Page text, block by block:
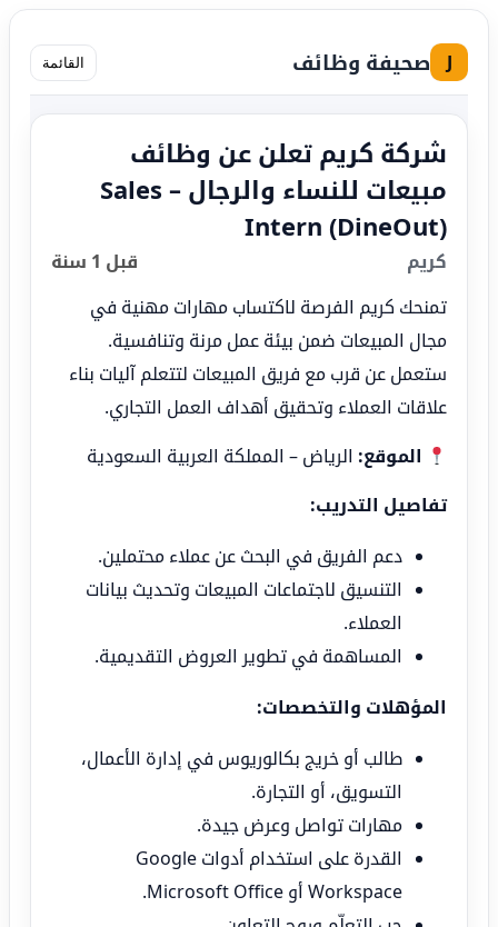
J صحيفة وظائف القائمة
شركة كريم تعلن عن وظائف
مبيعات للنساء والرجال – Sales
Intern (DineOut)
كريم
قبل 1 سنة
تمنحك كريم الفرصة لاكتساب مهارات مهنية في
مجال المبيعات ضمن بيئة عمل مرنة وتنافسية.
ستعمل عن قرب مع فريق المبيعات لتتعلم آليات بناء
علاقات العملاء وتحقيق أهداف العمل التجاري.
الموقع: الرياض – المملكة العربية السعودية
تفاصيل التدريب:
دعم الفريق في البحث عن عملاء محتملين.
التنسيق لاجتماعات المبيعات وتحديث بيانات
العملاء.
المساهمة في تطوير العروض التقديمية.
المؤهلات والتخصصات:
طالب أو خريج بكالوريوس في إدارة الأعمال،
التسويق، أو التجارة.
مهارات تواصل وعرض جيدة.
القدرة على استخدام أدوات Google
Workspace أو Microsoft Office.